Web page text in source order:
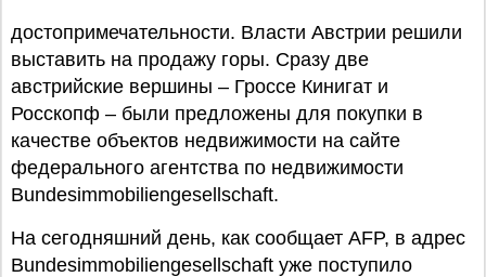
достопримечательности. Власти Австрии решили
выставить на продажу горы. Сразу две
австрийские вершины – Гроссе Кинигат и
Росскопф – были предложены для покупки в
качестве объектов недвижимости на сайте
федерального агентства по недвижимости
Bundesimmobiliengesellschaft.
На сегодняшний день, как сообщает AFP, в адрес
Bundesimmobiliengesellschaft уже поступило